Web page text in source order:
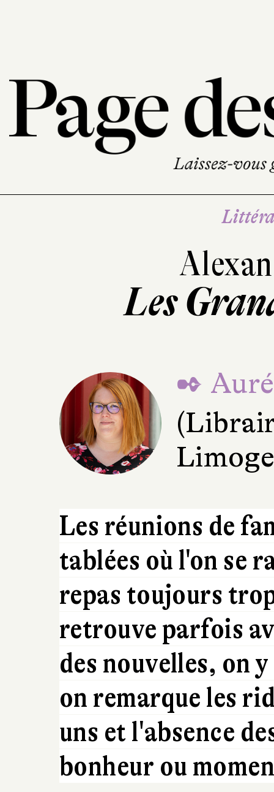
Les
✒
Les réunions de
tablées où l'on se
repas toujours
retrouve parfois
des nouvelles, on
on remarque les
uns et l'absence
bonheur ou